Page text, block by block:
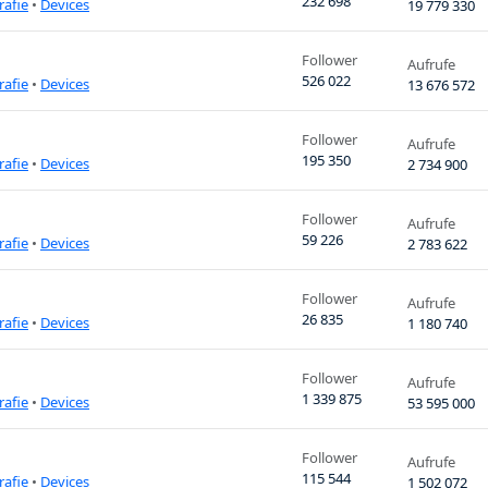
19 779 330
• Devices
Follower
526 022
Aufrufe
13 676 572
• Devices
Follower
195 350
Aufrufe
2 734 900
• Devices
Follower
59 226
Aufrufe
2 783 622
• Devices
Follower
26 835
Aufrufe
1 180 740
• Devices
Follower
1 339 875
Aufrufe
53 595 000
• Devices
Follower
115 544
Aufrufe
1 502 072